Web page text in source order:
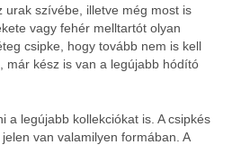
urak szívébe, illetve még most is
vagy fehér melltartót olyan
csipke, hogy tovább nem is kell
már kész is van a legújabb hódító
a legújabb kollekciókat is. A csipkés
van valamilyen formában. A